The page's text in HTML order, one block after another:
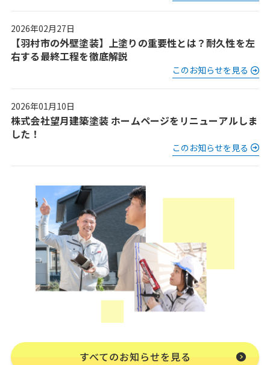
2026年02月27日
【羽村市の外壁塗装】上塗りの重要性とは？耐久性を左
右する最終工程を徹底解説
このお知らせを見る
2026年01月10日
株式会社望月建築塗装 ホームページをリニューアルしま
した！
このお知らせを見る
すべてのお知らせを見る